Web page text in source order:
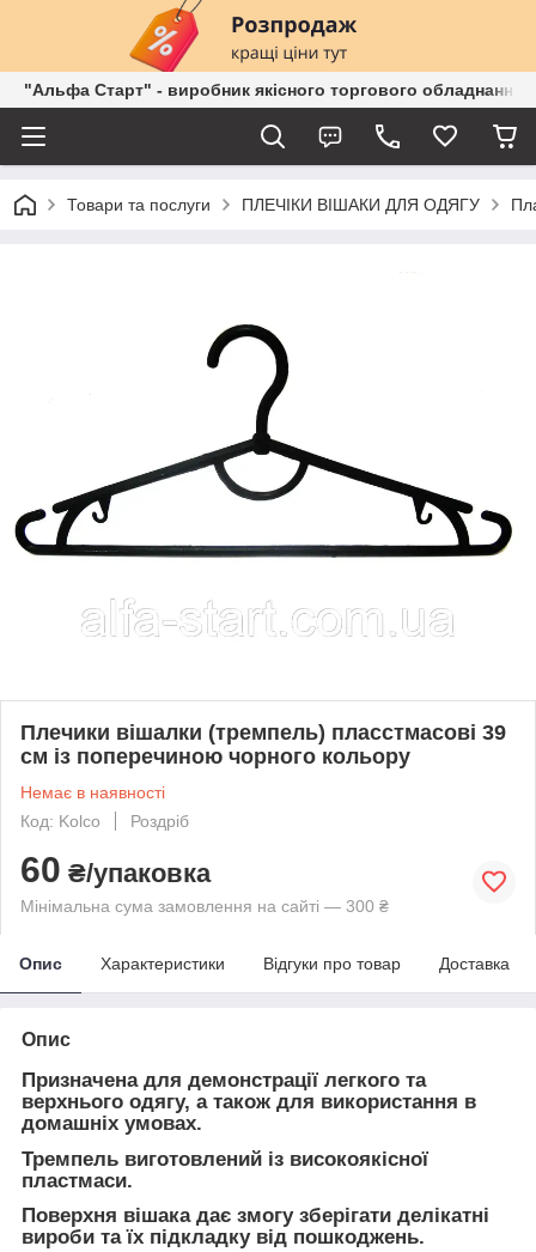
"Альфа Старт" - виробник якісного торгового обладнання
Товари та послуги ПЛЕЧІКИ ВІШАКИ ДЛЯ ОДЯГУ
Плечики вішалки (тремпель) пласстмасові 39
см із поперечиною чорного кольору
Немає в наявності
Код: Kolco
Роздріб
60 ₴/упаковка
Мінімальна сума замовлення на сайті — 300 ₴
Опис Характеристики Відгуки про товар Доставка
Опис
Призначена для демонстрації легкого та
верхнього одягу, а також для використання в
домашніх умовах.
Тремпель виготовлений із високоякісної
пластмаси.
Поверхня вішака дає змогу зберігати делікатні
вироби та їх підкладку від пошкоджень.